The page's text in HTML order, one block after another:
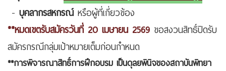
- บุคลากรสหกรณ์ หรือผู้ที่เกี่ยวข้อง
**หมดเขตรับสมัครวันที่ 20 เมษายน 2569 ขอสงวนสิทธิ์ปิดรับ
สมัครกรณีกลุ่มเป้าหมายเต็มก่อนกำหนด
**การพิจารณาสิทธิ์การฝึกอบรม เป็นดุลยพินิจของสถาบันพิทยา